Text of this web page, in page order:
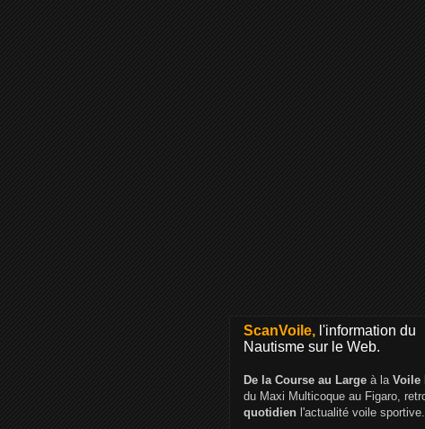
ScanVoile, l'information du
Nautisme sur le Web.
De la Course au Large à la Voile
du Maxi Multicoque au Figaro,
quotidien l'actualité voile sportive.